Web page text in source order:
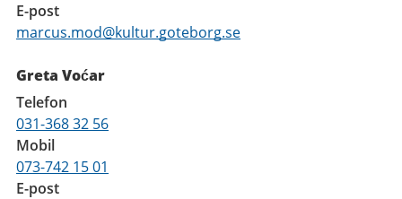
E-post
marcus.mod@kultur.goteborg.se
Greta Voćar
Telefon
031-368 32 56
Mobil
073-742 15 01
E-post